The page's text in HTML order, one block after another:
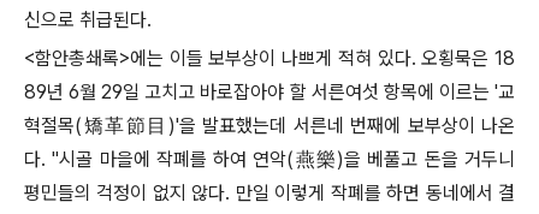
신으로 취급된다.
<함안총쇄록>에는 이들 보부상이 나쁘게 적혀 있다.오횡묵은18
89년6월29일 고치고 바로잡아야 할 서른여섯 항목에 이르는'교
혁절목(矯革節目 )'을 발표했는데 서른네 번째에 보부상이 나온
다. "시골 마을에 작폐를 하여 연악(燕樂)을 베풀고 돈을 거두니
평민들의 걱정이 없지 않다. 만일 이렇게 작폐를 하면 동네에서 결